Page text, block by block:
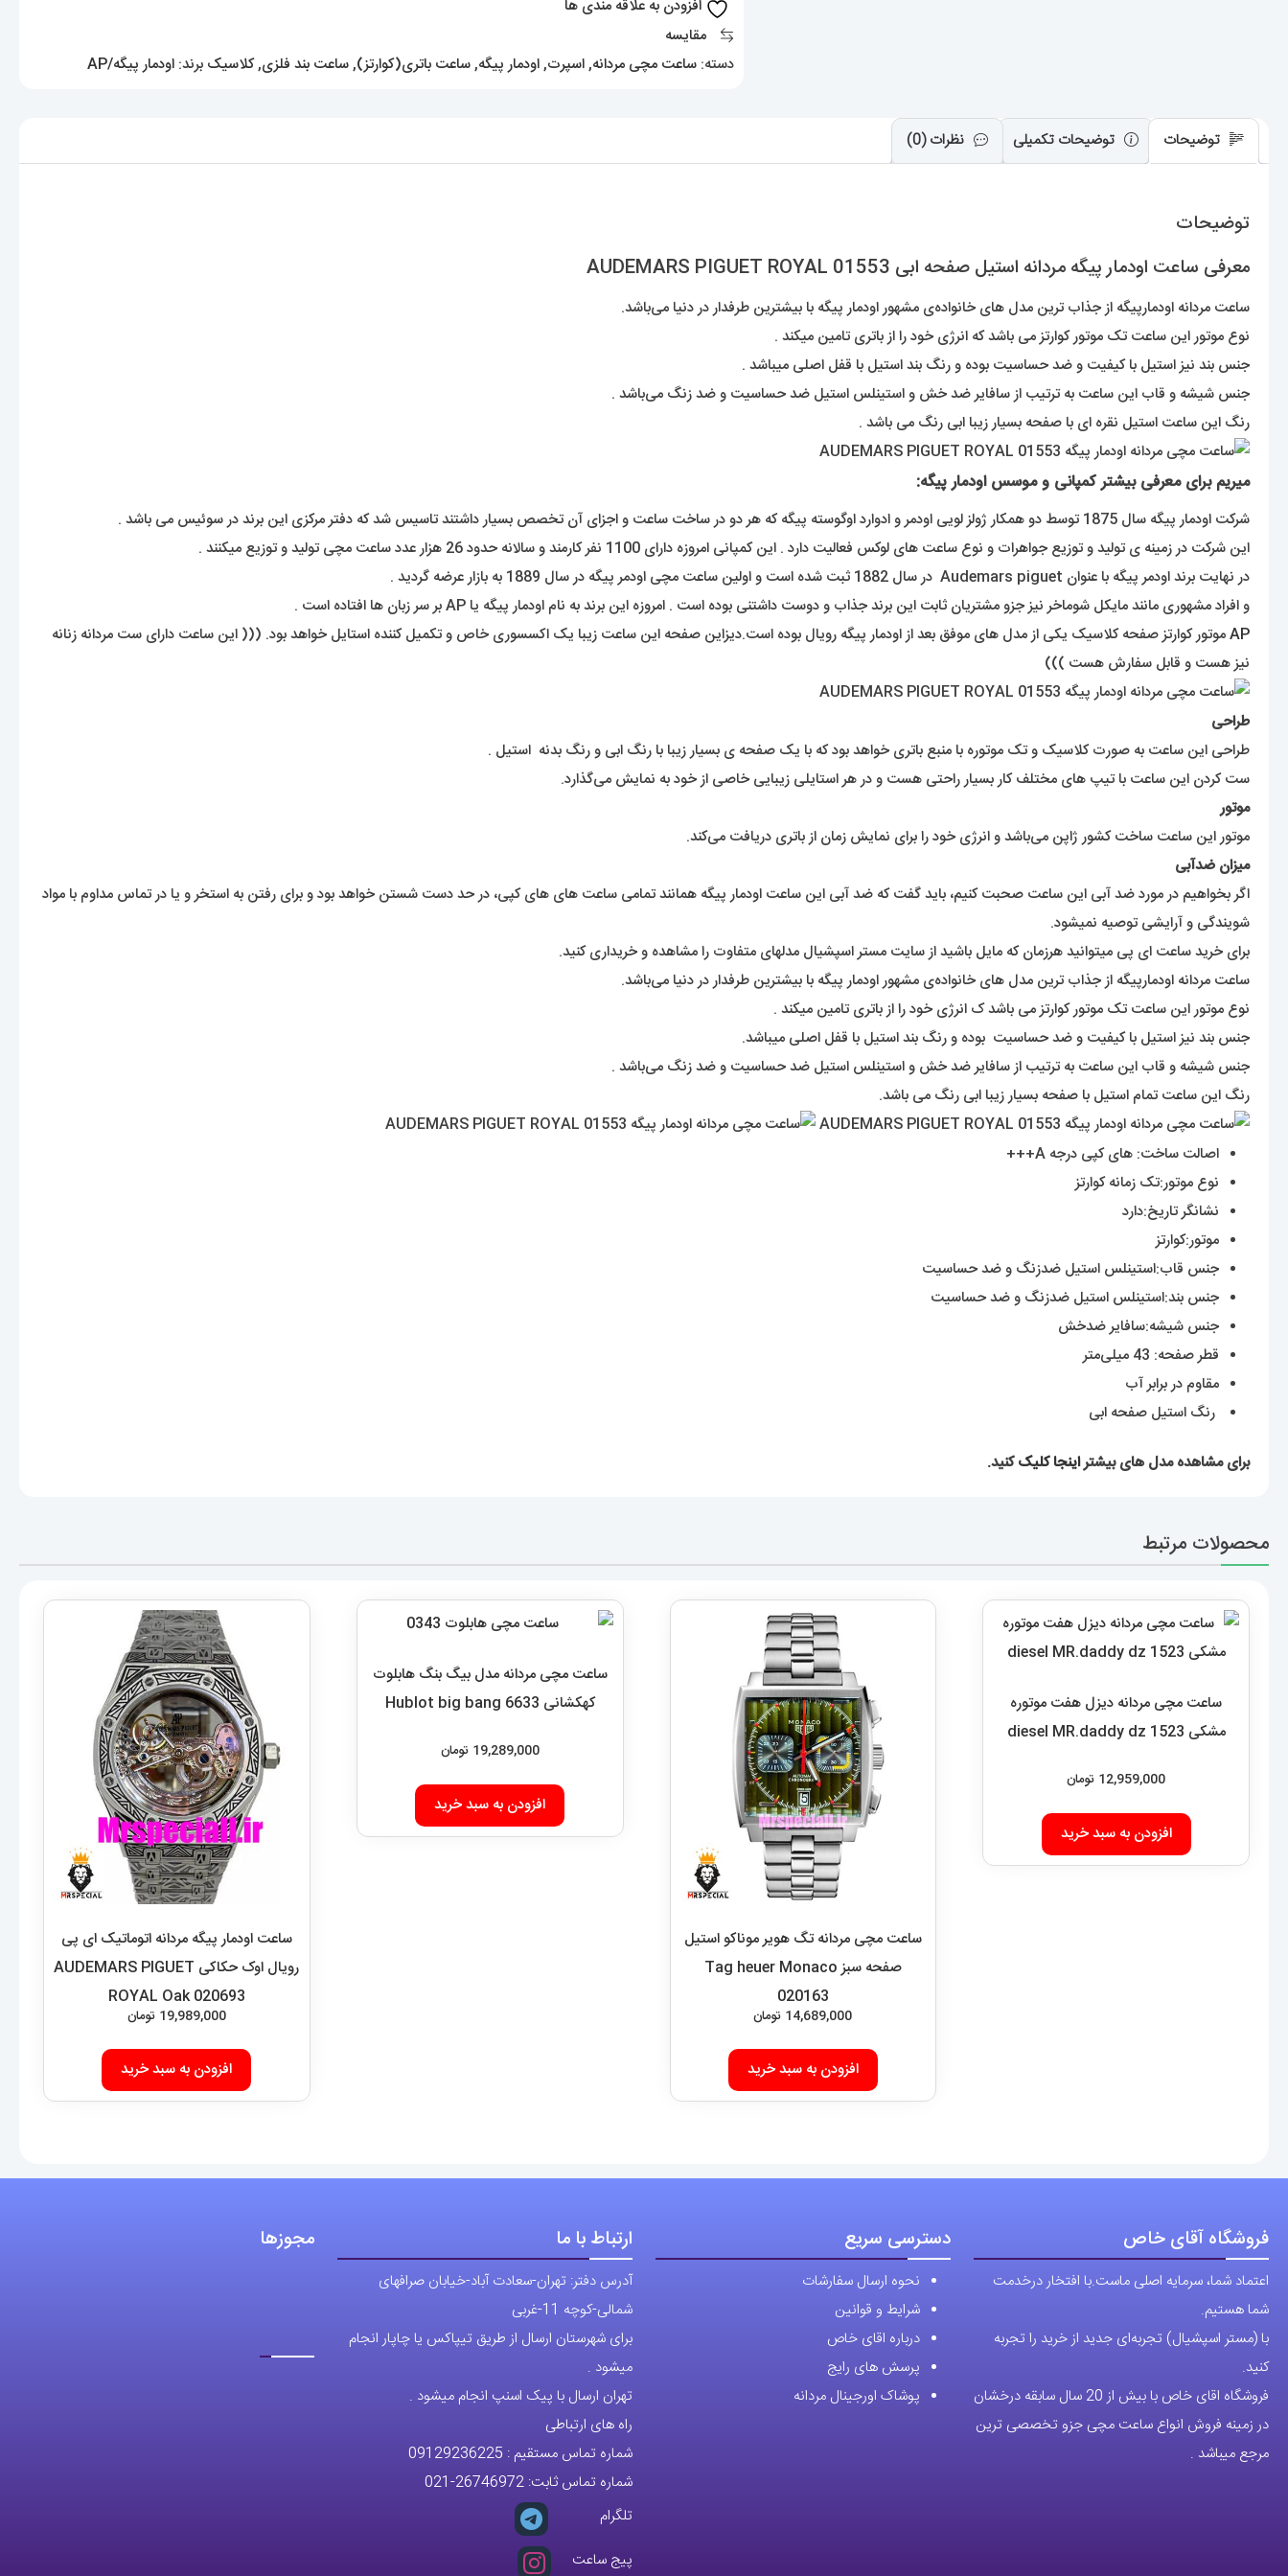
AUDEMARS
افزودن به علاقه مندی ها
مقایسه
دسته: ساعت مچی مردانه,اسپرت,اودمار پیگه,ساعت باتری(کوارتز),ساعت بند فلزی,کلاسیک برند: اودمار پیگه/AP
توضیحات توضیحات تکمیلی نظرات (0)
توضیحات
معرفی ساعت اودمار پیگه مردانه استیل صفحه ابی AUDEMARS PIGUET ROYAL 01553
ساعت مردانه اودمارپیگه از جذاب ترین مدل های خانواده‌ی مشهور اودمار پیگه با بیشترین طرفدار در دنیا می‌باشد.
نوع موتور این ساعت تک موتور کوارتز می باشد که انرژی خود را از باتری تامین میکند .
جنس بند نیز استیل با کیفیت و ضد حساسیت بوده و رنگ بند استیل با قفل اصلی میباشد .
جنس شیشه و قاب این ساعت به ترتیب از سافایر ضد خش و استینلس استیل ضد حساسیت و ضد زنگ می‌باشد .
رنگ این ساعت استیل نقره ای با صفحه بسیار زیبا ابی رنگ می باشد .
میریم برای معرفی بیشتر کمپانی و موسس اودمار پیگه:
شرکت اودمار پیگه سال 1875 توسط دو همکار ژولز لویی اودمر و ادوارد اوگوسته پیگه که هر دو در ساخت ساعت و اجزای آن تخصص بسیار داشتند تاسیس شد که دفتر مرکزی این برند در سوئیس می باشد .
این شرکت در زمینه ی تولید و توزیع جواهرات و نوع ساعت های لوکس فعالیت دارد . این کمپانی امروزه دارای 1100 نفر کارمند و سالانه حدود 26 هزار عدد ساعت مچی تولید و توزیع میکنند .
در نهایت برند اودمر پیگه با عنوان Audemars piguet در سال 1882 ثبت شده است و اولین ساعت مچی اودمر پیگه در سال 1889 به بازار عرضه گردید .
و افراد مشهوری مانند مایکل شوماخر نیز جزو مشتریان ثابت این برند جذاب و دوست داشتنی بوده است . امروزه این برند به نام اودمار پیگه یا AP بر سر زبان ها افتاده است .
APموتور کوارتز صفحه کلاسیک یکی از مدل های موفق بعد از اودمار پیگه رویال بوده است.دیزاین صفحه این ساعت زیبا یک اکسسوری خاص و تکمیل کننده استایل خواهد بود. ((( این ساعت دارای ست مردانه زنانه
نیز هست و قابل سفارش هست )))
طراحی
طراحی این ساعت به صورت کلاسیک و تک موتوره با منبع باتری خواهد بود که با یک صفحه ی بسیار زیبا با رنگ ابی و رنگ بدنه استیل .
ست کردن این ساعت با تیپ های مختلف کار بسیار راحتی هست و در هر استایلی زیبایی خاصی از خود به نمایش می‌گذارد.
موتور
موتور این ساعت ساخت کشور ژاپن می‌باشد و انرژی خود را برای نمایش زمان از باتری دریافت می‌کند.
میزان ضدآبی
اگر بخواهیم در مورد ضد آبی این ساعت صحبت کنیم، باید گفت که ضد آبی این ساعت اودمار پیگه همانند تمامی ساعت های های کپی، در حد دست شستن خواهد بود و برای رفتن به استخر و یا در تماس مداوم با مواد
شویندگی و آرایشی توصیه نمیشود.
برای خرید ساعت ای پی میتوانید هرزمان که مایل باشید از سایت مستر اسپشیال مدلهای متفاوت را مشاهده و خریداری کنید.
ساعت مردانه اودمارپیگه از جذاب ترین مدل های خانواده‌ی مشهور اودمار پیگه با بیشترین طرفدار در دنیا می‌باشد.
نوع موتور این ساعت تک موتور کوارتز می باشد ک انرژی خود را از باتری تامین میکند .
جنس بند نیز استیل با کیفیت و ضد حساسیت بوده و رنگ بند استیل با قفل اصلی میباشد.
جنس شیشه و قاب این ساعت به ترتیب از سافایر ضد خش و استینلس استیل ضد حساسیت و ضد زنگ می‌باشد .
رنگ این ساعت تمام استیل با صفحه بسیار زیبا ابی رنگ می باشد.
اصالت ساخت: های کپی درجه A+++
نوع موتور:تک زمانه کوارتز
نشانگر تاریخ:دارد
موتور:کوارتز
جنس قاب:استینلس استیل ضدزنگ و ضد حساسیت
جنس بند:استینلس استیل ضدزنگ و ضد حساسیت
جنس شیشه:سافایر ضدخش
قطر صفحه: 43 میلی‌متر
مقاوم در برابر آب
رنگ استیل صفحه ابی
برای مشاهده مدل های بیشتراینجا کلیککنید.
محصولات مرتبط
ساعت مچی مردانه دیزل هفت موتوره
مشکی diesel MR.daddy dz 1523
12,959,000 تومان
افزودن به سبد خرید
ساعت مچی مردانه تگ هویر موناکو استیل
صفحه سبز Tag heuer Monaco
020163
14,689,000 تومان
افزودن به سبد خرید
ساعت مچی مردانه مدل بیگ بنگ هابلوت
کهکشانی 6633 Hublot big bang
19,289,000 تومان
افزودن به سبد خرید
ساعت اودمار پیگه مردانه اتوماتیک ای پی
رویال اوک حکاکی AUDEMARS PIGUET
ROYAL Oak 020693
19,989,000 تومان
افزودن به سبد خرید
فروشگاه آقای خاص
اعتماد شما، سرمایه اصلی ماست.با افتخار درخدمت
شما هستیم.
با (مستر اسپشیال) تجربه‌ای جدید از خرید را تجربه
کنید.
فروشگاه اقای خاص با بیش از 20 سال سابقه درخشان
در زمینه فروش انواع ساعت مچی جزو تخصصی ترین
مرجع میباشد .
دسترسی سریع
نحوه ارسال سفارشات
شرایط و قوانین
درباره اقای خاص
پرسش های رایج
پوشاک اورجینال مردانه
ارتباط با ما
آدرس دفتر: تهران-سعادت آباد-خیابان صرافهای
شمالی-کوچه 11-غربی
برای شهرستان ارسال از طریق تیپاکس یا چاپار انجام
میشود .
تهران ارسال با پیک اسنپ انجام میشود .
راه های ارتباطی
شماره تماس مستقیم : 09129236225
شماره تماس ثابت: 26746972
-021
تلگرام
پیج ساعت
مجوزها